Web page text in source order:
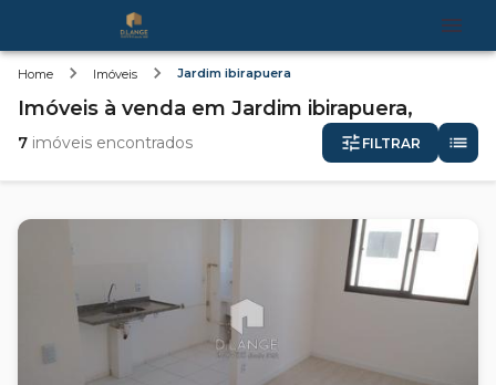
Home Imóveis Jardim ibirapuera
Imóveis à venda em Jardim ibirapuera,
7 imóveis encontrados FILTRAR